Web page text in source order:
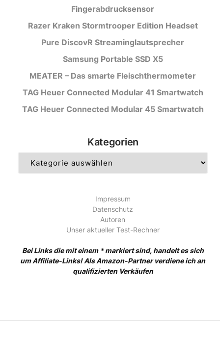
Fingerabdrucksensor
Razer Kraken Stormtrooper Edition Headset
Pure DiscovR Streaminglautsprecher
Samsung Portable SSD X5
MEATER – Das smarte Fleischthermometer
TAG Heuer Connected Modular 41 Smartwatch
TAG Heuer Connected Modular 45 Smartwatch
Kategorien
Impressum
Datenschutz
Autoren
Unser aktueller Test-Rechner
Bei Links die mit einem * markiert sind, handelt es sich
um Affiliate-Links! Als Amazon-Partner verdiene ich an
qualifizierten Verkäufen